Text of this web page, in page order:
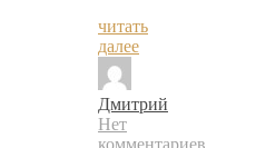
читать
далее
Дмитрий
Нет
комментариев